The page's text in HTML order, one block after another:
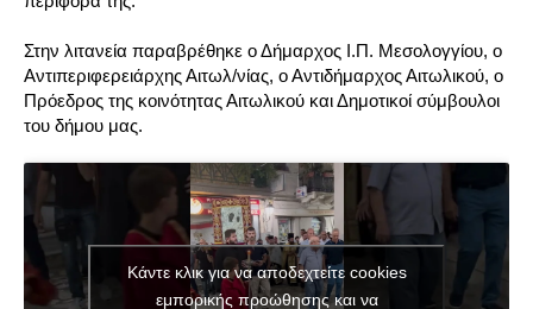
Στην λιτανεία παραβρέθηκε ο Δήμαρχος Ι.Π. Μεσολογγίου, ο
Αντιπεριφερειάρχης Αιτωλ/νίας, ο Αντιδήμαρχος Αιτωλικού, ο
Πρόεδρος της κοινότητας Αιτωλικού και Δημοτικοί σύμβουλοι
του δήμου μας.
Κάντε κλικ για να αποδεχτείτε cookies
εμπορικής προώθησης και να